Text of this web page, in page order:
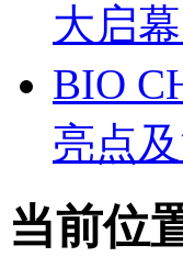
大启幕
BIO
亮点
当前位